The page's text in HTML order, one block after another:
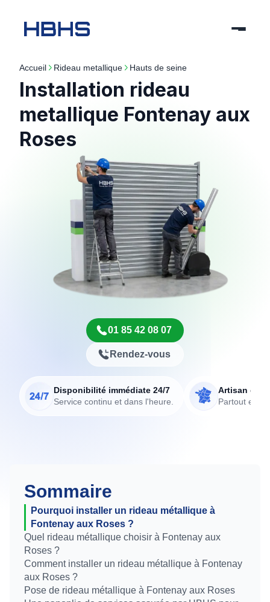
Accueil rideau metallique hauts de seine
Installation rideau
metallique Fontenay aux
Roses
01 85 42 08 07
Rendez-vous
Disponibilité immédiate 24/7
Service continu et dans l'heure.
Artisan de
Partout en
Sommaire
Pourquoi installer un rideau métallique à
Fontenay aux Roses ?
Quel rideau métallique choisir à Fontenay aux
Roses ?
Comment installer un rideau métallique à Fontenay
aux Roses ?
Pose de rideau métallique à Fontenay aux Roses